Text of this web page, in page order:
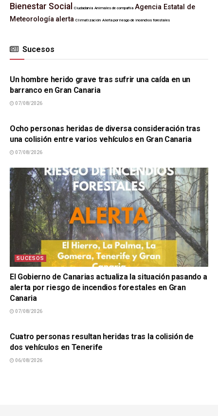
Bienestar Social Ciudadanía Animales de compañía Agencia Estatal de
Meteorología alerta Climatización Alerta por riesgo de incendios forestales
Sucesos
SUCESOS
Un hombre herido grave tras sufrir una caída en un
barranco en Gran Canaria
07/08/2026
Ocho personas heridas de diversa consideración tras
una colisión entre varios vehículos en Gran Canaria
07/08/2026
SUCESOS
El Gobierno de Canarias actualiza la situación pasando a
alerta por riesgo de incendios forestales en Gran
Canaria
07/08/2026
Cuatro personas resultan heridas tras la colisión de
dos vehículos en Tenerife
06/08/2026